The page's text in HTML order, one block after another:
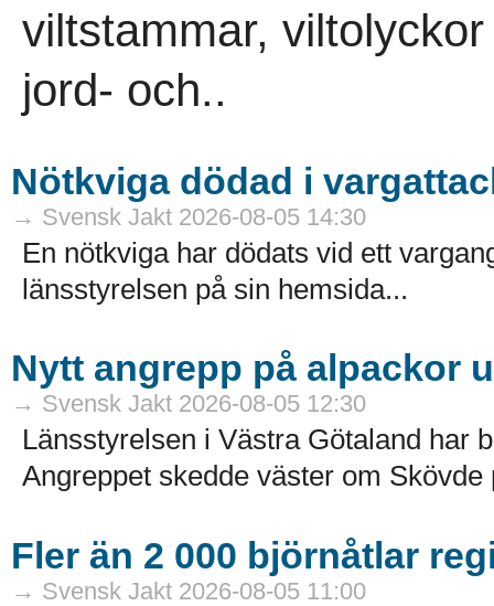
viltstammar,
jord- och..
Nötkviga dödad i
→ Svensk Jakt 2026-08-05 14:30
En nötkviga har dödats vid ett
länsstyrelsen på sin hemsida...
Nytt angrepp på alpackor
→ Svensk Jakt 2026-08-05 12:30
Länsstyrelsen i Västra Götaland har
Angreppet skedde väster om Skövde
Fler än 2 000 björnåtlar
→ Svensk Jakt 2026-08-05 11:00